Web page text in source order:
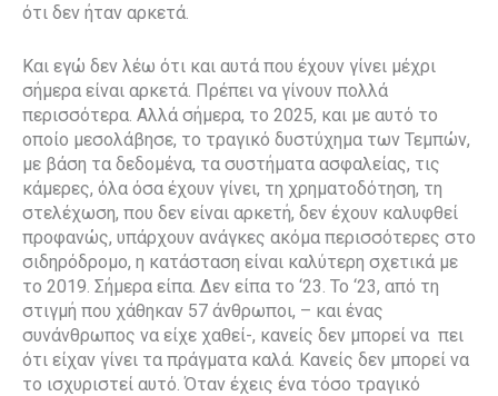
ότι δεν ήταν αρκετά.
Και εγώ δεν λέω ότι και αυτά που έχουν γίνει μέχρι
σήμερα είναι αρκετά. Πρέπει να γίνουν πολλά
περισσότερα. Αλλά σήμερα, το 2025, και με αυτό το
οποίο μεσολάβησε, το τραγικό δυστύχημα των Τεμπών,
με βάση τα δεδομένα, τα συστήματα ασφαλείας, τις
κάμερες, όλα όσα έχουν γίνει, τη χρηματοδότηση, τη
στελέχωση, που δεν είναι αρκετή, δεν έχουν καλυφθεί
προφανώς, υπάρχουν ανάγκες ακόμα περισσότερες στο
σιδηρόδρομο, η κατάσταση είναι καλύτερη σχετικά με
το 2019. Σήμερα είπα. Δεν είπα το ‘23. Το ‘23, από τη
στιγμή που χάθηκαν 57 άνθρωποι, – και ένας
συνάνθρωπος να είχε χαθεί-, κανείς δεν μπορεί να πει
ότι είχαν γίνει τα πράγματα καλά. Κανείς δεν μπορεί να
το ισχυριστεί αυτό. Όταν έχεις ένα τόσο τραγικό